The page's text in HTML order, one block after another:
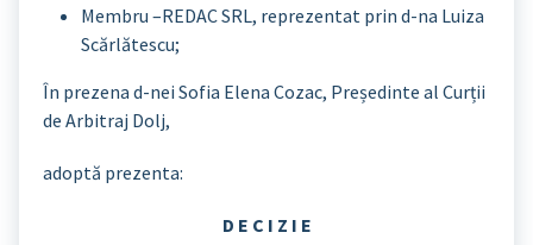
Membru –REDAC SRL, reprezentat prin d-na Luiza
Scărlătescu;
În prezena d-nei Sofia Elena Cozac, Președinte al Curții
de Arbitraj Dolj,
adoptă prezenta:
D E C I Z I E